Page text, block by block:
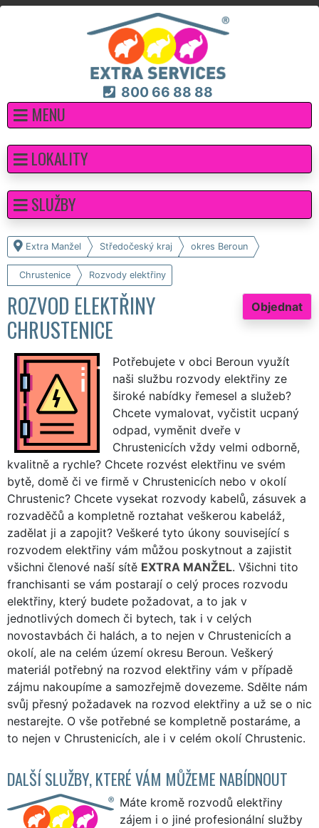
800 66 88 88
MENU
Extra Manžel Středočeský kraj okres Beroun
Chrustenice Rozvody elektřiny
Objednat
ROZVOD ELEKTŘINY
CHRUSTENICE
Potřebujete v obci Beroun využít
naši službu rozvody elektřiny ze
široké nabídky řemesel a služeb?
Chcete vymalovat, vyčistit ucpaný
odpad, vyměnit dveře v
Chrustenicích vždy velmi odborně,
kvalitně a rychle? Chcete rozvést elektřinu ve svém
bytě, domě či ve firmě v Chrustenicích nebo v okolí
Chrustenic? Chcete vysekat rozvody kabelů, zásuvek a
rozvaděčů a kompletně roztahat veškerou kabeláž,
zadělat ji a zapojit? Veškeré tyto úkony související s
rozvodem elektřiny vám můžou poskytnout a zajistit
všichni členové naší sítě EXTRA MANŽEL. Všichni tito
franchisanti se vám postarají o celý proces rozvodu
elektřiny, který budete požadovat, a to jak v
jednotlivých domech či bytech, tak i v celých
novostavbách či halách, a to nejen v Chrustenicích a
okolí, ale na celém území okresu Beroun. Veškerý
materiál potřebný na rozvod elektřiny vám v případě
zájmu nakoupíme a samozřejmě dovezeme. Sdělte nám
svůj přesný požadavek na rozvod elektřiny a už se o nic
nestarejte. O vše potřebné se kompletně postaráme, a
to nejen v Chrustenicích, ale i v celém okolí Chrustenic.
DALŠÍ SLUŽBY, KTERÉ VÁM MŮŽEME NABÍDNOUT
Máte kromě rozvodů elektřiny
zájem i o jiné profesionální služby
LOKALITY
SLUŽBY